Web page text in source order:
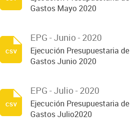
Gastos Mayo 2020
EPG - Junio - 2020
Ejecución Presupuestaria de
Gastos Junio 2020
csv
EPG - Julio - 2020
Ejecución Presupuestaria de
Gastos Julio2020
csv